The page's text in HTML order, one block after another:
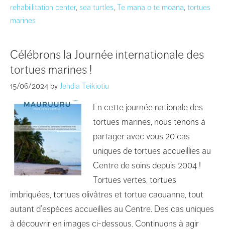
rehabiilitation center, sea turtles, Te mana o te moana, tortues
marines
Célébrons la Journée internationale des
tortues marines !
15/06/2024 by Jehdia Teikiotiu
En cette journée nationale des
tortues marines, nous tenons à
partager avec vous 20 cas
uniques de tortues accueillies au
Centre de soins depuis 2004 !
Tortues vertes, tortues
imbriquées, tortues olivâtres et tortue caouanne, tout
autant d’espèces accueillies au Centre. Des cas uniques
à découvrir en images ci-dessous. Continuons à agir